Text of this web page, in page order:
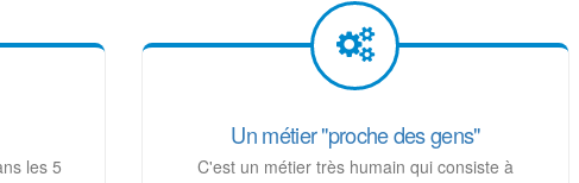
les 5
Un métier "proche des gens"
C'est un métier très humain qui consiste à